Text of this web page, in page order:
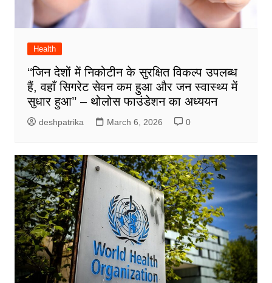
Health
‘‘जिन देशों में निकोटीन के सुरक्षित विकल्प उपलब्ध
हैं, वहाँ सिगरेट सेवन कम हुआ और जन स्वास्थ्य में
सुधार हुआ’’ – थोलोस फाउंडेशन का अध्ययन
deshpatrika March 6, 2026 0